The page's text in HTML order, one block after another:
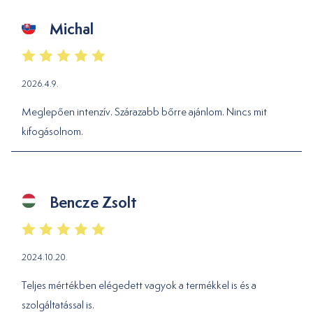
Michal
2026.4.9.
Meglepően intenzív. Szárazabb bőrre ajánlom. Nincs mit
kifogásolnom.
Bencze Zsolt
2024.10.20.
Teljes mértékben elégedett vagyok a termékkel is és a
szolgáltatással is.